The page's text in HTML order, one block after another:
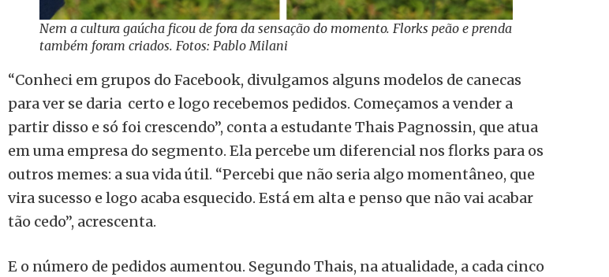
Nem a cultura gaúcha ficou de fora da sensação do momento. Florks peão e prenda
também foram criados. Fotos: Pablo Milani
“Conheci em grupos do Facebook, divulgamos alguns modelos de canecas
para ver se daria certo e logo recebemos pedidos. Começamos a vender a
partir disso e só foi crescendo”, conta a estudante Thais Pagnossin, que atua
em uma empresa do segmento. Ela percebe um diferencial nos florks para os
outros memes: a sua vida útil. “Percebi que não seria algo momentâneo, que
vira sucesso e logo acaba esquecido. Está em alta e penso que não vai acabar
tão cedo”, acrescenta.
E o número de pedidos aumentou. Segundo Thais, na atualidade, a cada cinco